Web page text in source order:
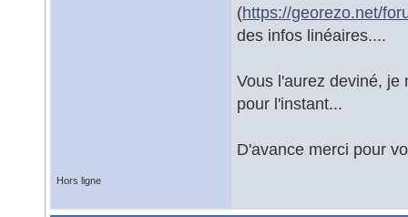
(https://georezo.net/
des infos linéaires....
Vous l'aurez deviné,
pour l'instant...
D'avance merci pour
Hors ligne